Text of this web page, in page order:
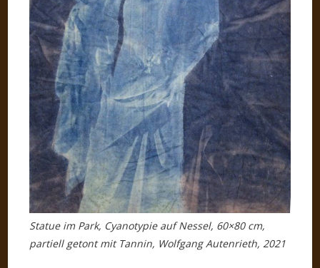
Statue im Park, Cyanotypie auf Nessel, 60×80 cm,
partiell getont mit Tannin, Wolfgang Autenrieth, 2021